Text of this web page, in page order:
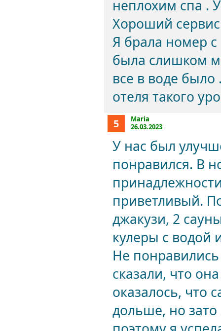
неплохим спа .
Хороший
Я брала номер с
была слишком
все в воде было
отеля такого
5
Maria
26.03.2023
У нас был
понравился. В
приветливый.
джакузи, 2
кулеры с водой
Не
сказали, что
оказалось, что
дольше, но